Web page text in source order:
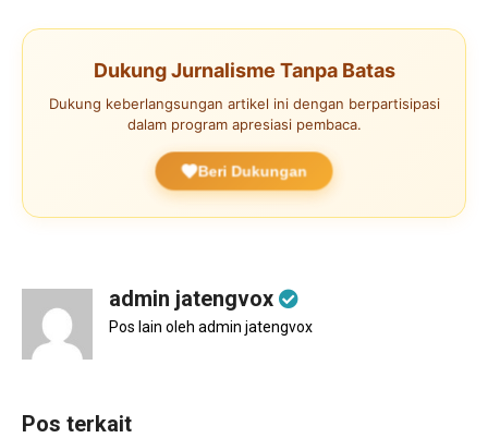
Dukung Jurnalisme Tanpa Batas
Dukung keberlangsungan artikel ini dengan berpartisipasi
dalam program apresiasi pembaca.
Beri Dukungan
admin jatengvox
Pos lain oleh admin jatengvox
Pos terkait